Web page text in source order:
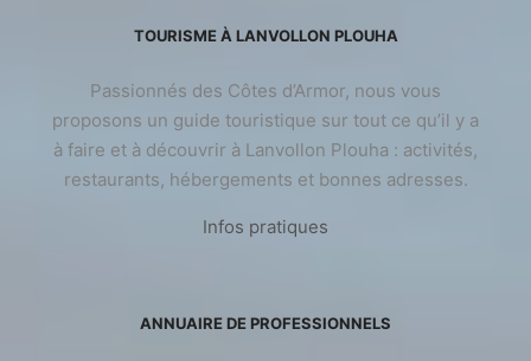
TOURISME À LANVOLLON PLOUHA
Passionnés des Côtes d’Armor, nous vous
proposons un guide touristique sur tout ce qu’il y a
à faire et à découvrir à Lanvollon Plouha : activités,
restaurants, hébergements et bonnes adresses.
Infos pratiques
ANNUAIRE DE PROFESSIONNELS